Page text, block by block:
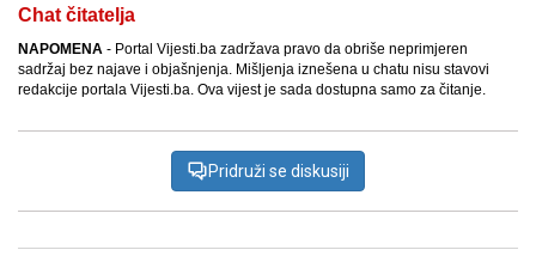
Chat čitatelja
NAPOMENA - Portal Vijesti.ba zadržava pravo da obriše neprimjeren
sadržaj bez najave i objašnjenja. Mišljenja iznešena u chatu nisu stavovi
redakcije portala Vijesti.ba. Ova vijest je sada dostupna samo za čitanje.
Pridruži se diskusiji